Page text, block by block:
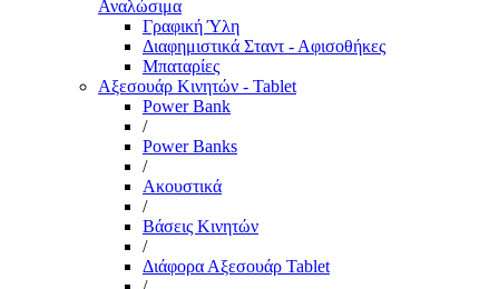
Αναλώσιμα
Γραφική Ύλη
Διαφημιστικά Σταντ - Αφισοθήκες
Μπαταρίες
Αξεσουάρ Κινητών - Tablet
Power Bank
/
Power Banks
/
Ακουστικά
/
Βάσεις Κινητών
/
Διάφορα Αξεσουάρ Tablet